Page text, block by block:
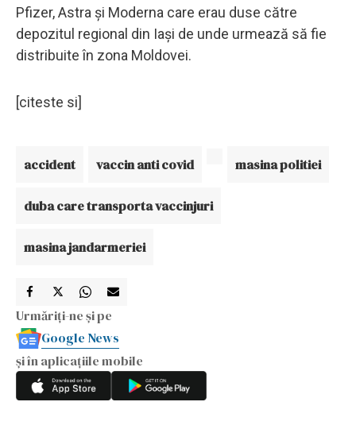
Pfizer, Astra și Moderna care erau duse către
depozitul regional din Iași de unde urmează să fie
distribuite în zona Moldovei.
[citeste si]
accident vaccin anti covid masina politiei
duba care transporta vaccinjuri
masina jandarmeriei
Urmăriți-ne și pe
Google News
și în aplicațiile mobile